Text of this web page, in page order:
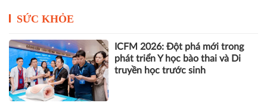
SỨC KHỎE
ICFM 2026: Đột phá mới trong
phát triển Y học bào thai và Di
truyền học trước sinh